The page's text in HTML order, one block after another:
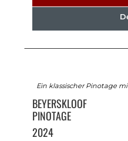
Ein klassischer Pinotage
BEYERSKLOOF
PINOTAGE
2024